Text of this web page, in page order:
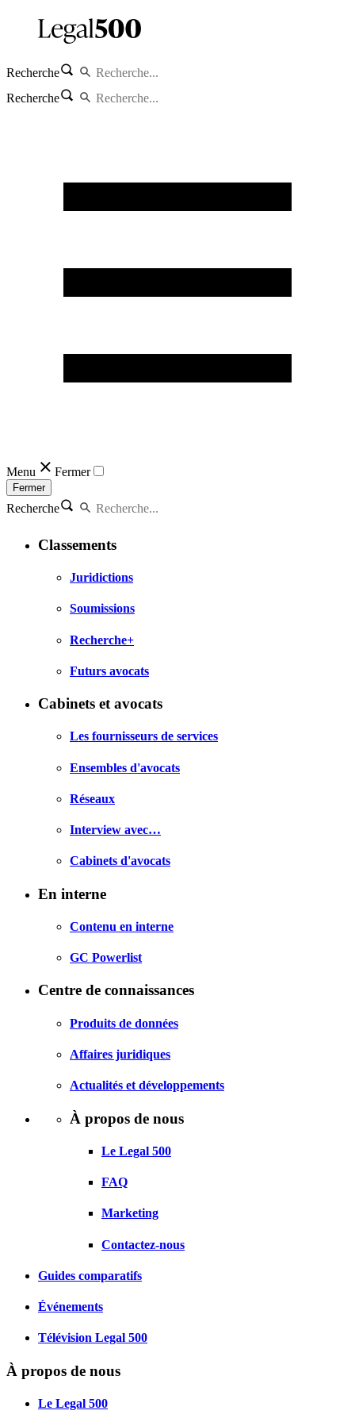
Recherche
Recherche
Menu Fermer
Fermer
Recherche
Classements
Juridictions
Soumissions
Recherche+
Futurs avocats
Cabinets et avocats
Les fournisseurs de services
Ensembles d'avocats
Réseaux
Interview avec…
Cabinets d'avocats
En interne
Contenu en interne
GC Powerlist
Centre de connaissances
Produits de données
Affaires juridiques
Actualités et développements
À propos de nous
Le Legal 500
FAQ
Marketing
Contactez-nous
Guides comparatifs
Événements
Télévision Legal 500
À propos de nous
Le Legal 500